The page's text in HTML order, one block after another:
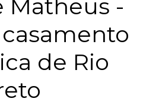
Matheus -
de Rio